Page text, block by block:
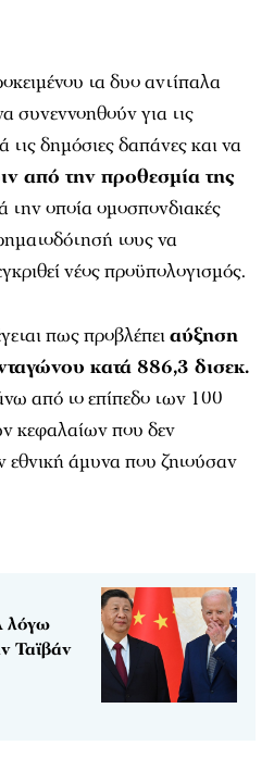
τα δυο αντίπαλα
συνεννοηθούν για τις
τις δημόσιες δαπάνες και να
από την προθεσμία της
την οποία ομοσπονδιακές
τους να
νέος προϋπολογισμός.
πως προβλέπειαύξηση
κατά 886,3 δισεκ.
από το επίπεδο των 100
κεφαλαίων που δεν
εθνική άμυνα που ζητούσαν
λόγω
Ταϊβάν